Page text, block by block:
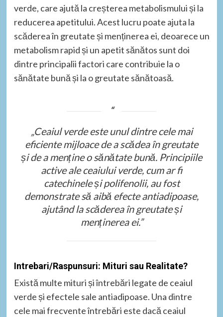
verde, care ajută la creșterea metabolismului și la
reducerea apetitului. Acest lucru poate ajuta la
scăderea în greutate și menținerea ei, deoarece un
metabolism rapid și un apetit sănătos sunt doi
dintre principalii factori care contribuie la o
sănătate bună și la o greutate sănătoasă.
„Ceaiul verde este unul dintre cele mai
eficiente mijloace de a scădea în greutate
și de a menține o sănătate bună. Principiile
active ale ceaiului verde, cum ar fi
catechinele și polifenolii, au fost
demonstrate să aibă efecte antiadipoase,
ajutând la scăderea în greutate și
menținerea ei.”
Intrebari/Raspunsuri: Mituri sau Realitate?
Există multe mituri și întrebări legate de ceaiul
verde și efectele sale antiadipoase. Una dintre
cele mai frecvente întrebări este dacă ceaiul